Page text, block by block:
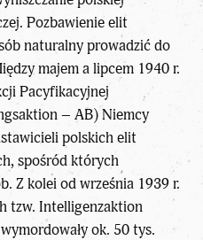
Pozbawienie elit
naturalny prowadzić do
majem a lipcem 1940 r.
Pacyfikacyjnej
– AB) Niemcy
polskich elit
spośród których
Z kolei od września 1939 r.
tzw. Intelligenzaktion
ok. 50 tys.